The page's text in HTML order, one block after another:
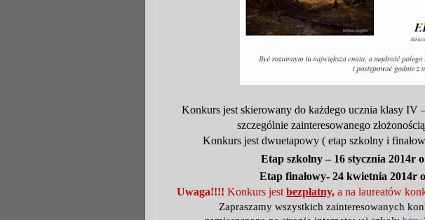
Konkurs jest skierowany do każdego ucznia klasy IV
szczególnie zainteresowanego
Konkurs jest dwuetapowy ( etap szkolny i
Etap szkolny – 16 stycznia 2014r o
Etap finałowy- 24 kwietnia 2014r
Uwaga!!!! Konkurs jest bezpłatny, a na laureatów
Zapraszamy wszystkich zainteresowanych